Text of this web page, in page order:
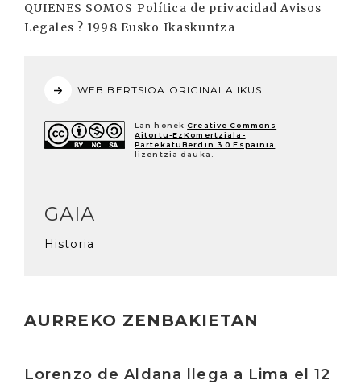
QUIENES SOMOS Política de privacidad Avisos
Legales ? 1998 Eusko Ikaskuntza
WEB BERTSIOA ORIGINALA IKUSI
Lan honek Creative Commons
Aitortu-EzKomertziala-
PartekatuBerdin 3.0 Espainia
lizentzia dauka.
GAIA
Historia
AURREKO ZENBAKIETAN
Lorenzo de Aldana llega a Lima el 12